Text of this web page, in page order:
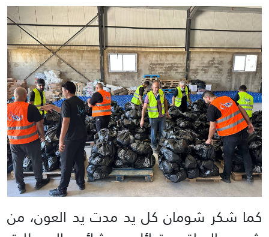
كما شكر شومان كل يد مدت يد العون، من